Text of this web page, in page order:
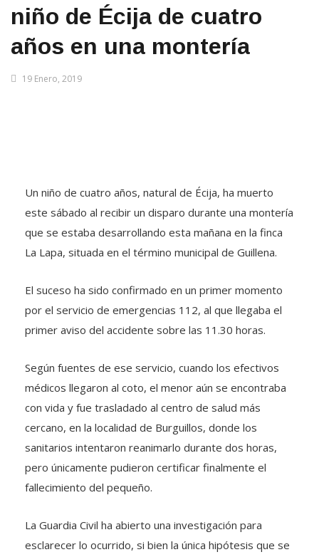
niño de Écija de cuatro
años en una montería
19 Enero, 2019
Un niño de cuatro años, natural de Écija, ha muerto
este sábado al recibir un disparo durante una montería
que se estaba desarrollando esta mañana en la finca
La Lapa, situada en el término municipal de Guillena.
El suceso ha sido confirmado en un primer momento
por el servicio de emergencias 112, al que llegaba el
primer aviso del accidente sobre las 11.30 horas.
Según fuentes de ese servicio, cuando los efectivos
médicos llegaron al coto, el menor aún se encontraba
con vida y fue trasladado al centro de salud más
cercano, en la localidad de Burguillos, donde los
sanitarios intentaron reanimarlo durante dos horas,
pero únicamente pudieron certificar finalmente el
fallecimiento del pequeño.
La Guardia Civil ha abierto una investigación para
esclarecer lo ocurrido, si bien la única hipótesis que se